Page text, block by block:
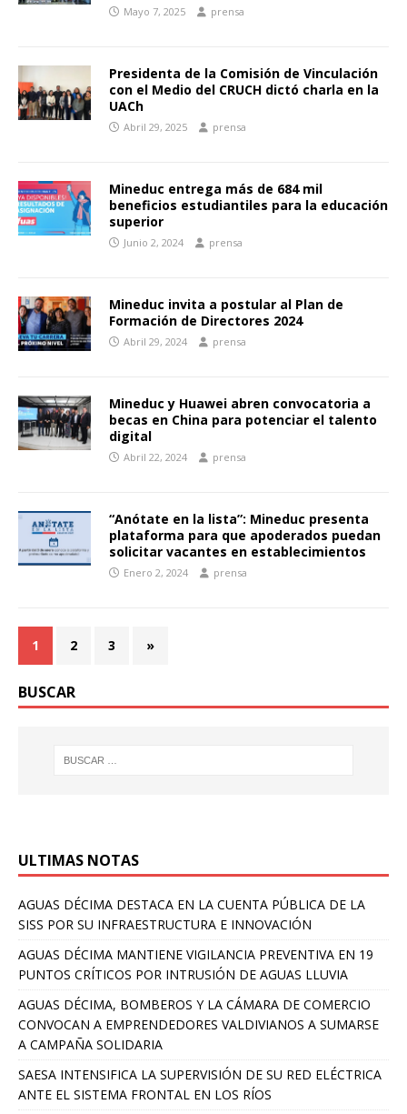
Mayo 7, 2025 prensa
Presidenta de la Comisión de Vinculación
con el Medio del CRUCH dictó charla en la
UACh
Abril 29, 2025 prensa
Mineduc entrega más de 684 mil
beneficios estudiantiles para la educación
superior
Junio 2, 2024 prensa
Mineduc invita a postular al Plan de
Formación de Directores 2024
Abril 29, 2024 prensa
Mineduc y Huawei abren convocatoria a
becas en China para potenciar el talento
digital
Abril 22, 2024 prensa
“Anótate en la lista”: Mineduc presenta
plataforma para que apoderados puedan
solicitar vacantes en establecimientos
Enero 2, 2024 prensa
1 2 3 »
BUSCAR
ULTIMAS NOTAS
AGUAS DÉCIMA DESTACA EN LA CUENTA PÚBLICA DE LA
SISS POR SU INFRAESTRUCTURA E INNOVACIÓN
AGUAS DÉCIMA MANTIENE VIGILANCIA PREVENTIVA EN 19
PUNTOS CRÍTICOS POR INTRUSIÓN DE AGUAS LLUVIA
AGUAS DÉCIMA, BOMBEROS Y LA CÁMARA DE COMERCIO
CONVOCAN A EMPRENDEDORES VALDIVIANOS A SUMARSE
A CAMPAÑA SOLIDARIA
SAESA INTENSIFICA LA SUPERVISIÓN DE SU RED ELÉCTRICA
ANTE EL SISTEMA FRONTAL EN LOS RÍOS